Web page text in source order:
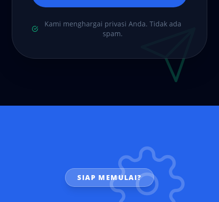
Kami menghargai privasi Anda. Tidak ada
spam.
SIAP MEMULAI?